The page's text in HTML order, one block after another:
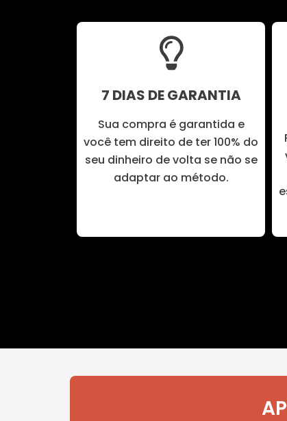
7 DIAS DE GARANTIA
Sua compra é garantida e
você tem direito de ter 100% do
seu dinheiro de volta se não se
adaptar ao método.